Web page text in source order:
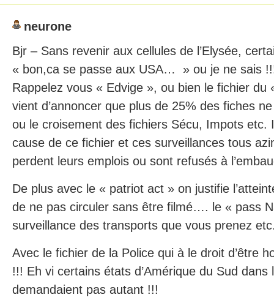
neurone
Bjr – Sans revenir aux cellules de l’Elysée,
« bon,ca se passe aux USA… » ou je ne sais
Rappelez vous « Edvige », ou bien le fichier du
vient d’annoncer que plus de 25% des fiches
ou le croisement des fichiers Sécu, Impots etc.
cause de ce fichier et ces surveillances tous
perdent leurs emplois ou sont refusés à
De plus avec le « patriot act » on justifie
de ne pas circuler sans être filmé…. le « pass
surveillance des transports que vous prenez
Avec le fichier de la Police qui à le droit d’être
!!! Eh vi certains états d’Amérique du Sud dans
demandaient pas autant !!!